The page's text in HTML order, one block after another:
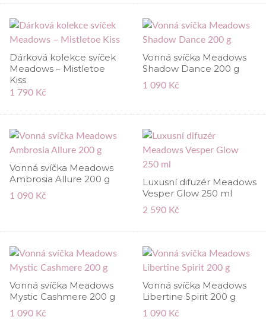
Dárková kolekce svíček
Meadows – Mistletoe
Kiss
1 790 Kč
Vonná svíčka Meadows
Shadow Dance 200 g
1 090 Kč
Vonná svíčka Meadows
Ambrosia Allure 200 g
1 090 Kč
Luxusní difuzér Meadows
Vesper Glow 250 ml
2 590 Kč
Vonná svíčka Meadows
Mystic Cashmere 200 g
1 090 Kč
Vonná svíčka Meadows
Libertine Spirit 200 g
1 090 Kč